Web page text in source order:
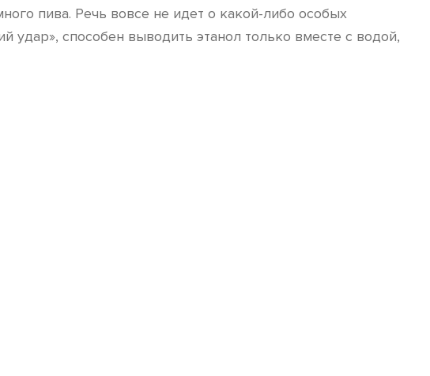
пива. Речь вовсе не идет о какой-либо особых
способен выводить этанол только вместе с водой,